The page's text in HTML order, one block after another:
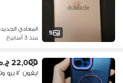
5
المعادي
منذ 3 أسابيع
22,000 ج.م
ايفون ١٢ برو وتربروف